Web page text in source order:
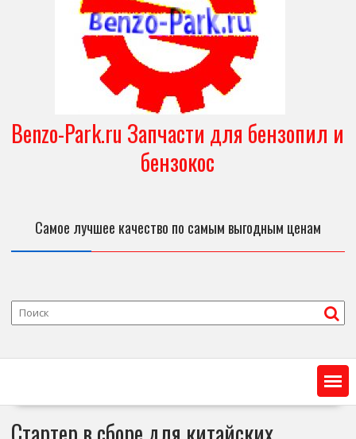
Benzo-Park.ru Запчасти для бензопил и
бензокос
Самое лучшее качество по самым выгодным ценам